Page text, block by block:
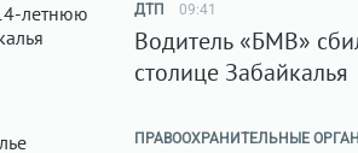
ДТП 09:41
Водитель «БМВ»
столице Забайкалья
ПРАВООХРАНИТЕЛЬНЫЕ